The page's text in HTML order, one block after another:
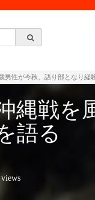
男性が今秋、語り部となり経
沖縄戦
語る